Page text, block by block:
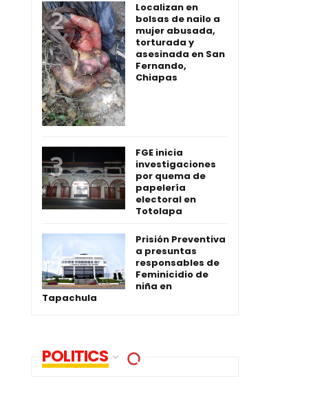
Localizan en
bolsas de nailo a
mujer abusada,
torturada y
asesinada en San
Fernando,
Chiapas
FGE inicia
investigaciones
por quema de
papelería
electoral en
Totolapa
Prisión Preventiva
a presuntas
responsables de
Feminicidio de
niña en
Tapachula
POLITICS